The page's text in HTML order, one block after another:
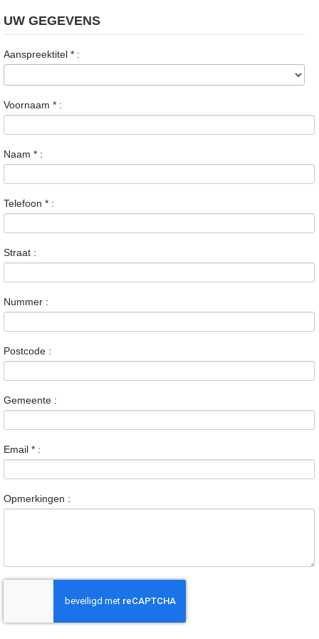
UW GEGEVENS
Aanspreektitel * :
Voornaam * :
Naam * :
Telefoon * :
Straat :
Nummer :
Postcode :
Gemeente :
Email * :
Opmerkingen :